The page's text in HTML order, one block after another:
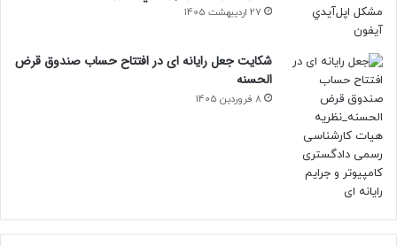
27 اردیبهشت 1405
شکایت جعل رایانه ای در افتتاح حساب صندوق قرض
الحسنه
8 فروردین 1405